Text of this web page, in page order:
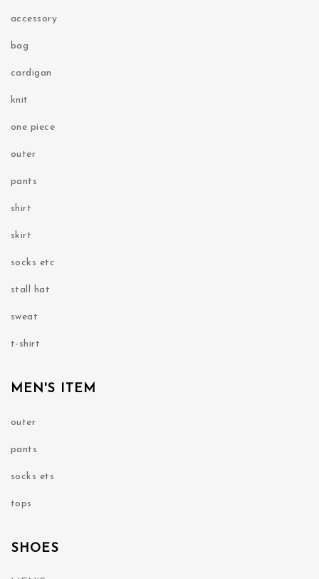
accessory
bag
cardigan
knit
one piece
outer
pants
shirt
skirt
socks etc
stall hat
sweat
t-shirt
MEN'S ITEM
outer
pants
socks ets
tops
SHOES